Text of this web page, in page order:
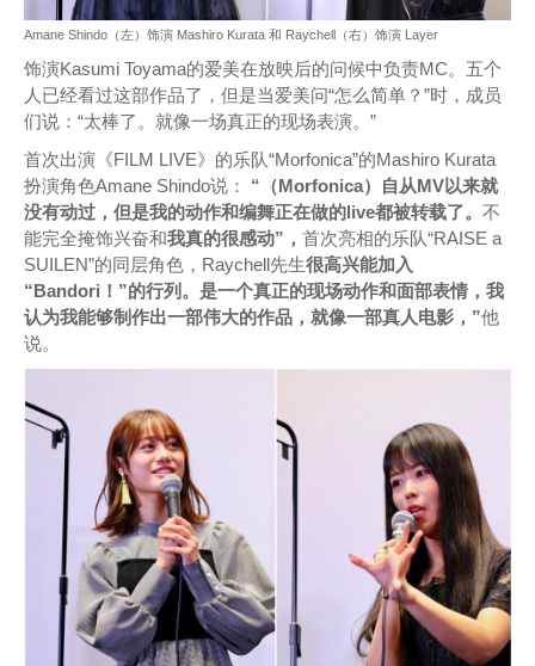
Amane Shindo（左）饰演 Mashiro Kurata 和 Raychell（右）饰演 Layer
饰演Kasumi Toyama的爱美在放映后的问候中负责MC。五个
人已经看过这部作品了，但是当爱美问“怎么简单？”时，成员
们说：“太棒了。就像一场真正的现场表演。”
首次出演《FILM LIVE》的乐队“Morfonica”的Mashiro Kurata
扮演角色Amane Shindo说： “（Morfonica）自从MV以来就
没有动过，但是我的动作和编舞正在做的live都被转载了。 不
能完全掩饰兴奋和我真的很感动”， 首次亮相的乐队“RAISE a
SUILEN”的同层角色，Raychell先生很高兴能加入
“Bandori！”的行列。是一个真正的现场动作和面部表情，我
认为我能够制作出一部伟大的作品，就像一部真人电影，”他
说。